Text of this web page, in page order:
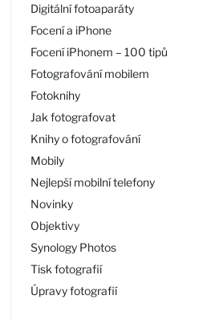
Digitální fotoaparáty
Focení a iPhone
Focení iPhonem – 100 tipů
Fotografování mobilem
Fotoknihy
Jak fotografovat
Knihy o fotografování
Mobily
Nejlepší mobilní telefony
Novinky
Objektivy
Synology Photos
Tisk fotografií
Úpravy fotografií